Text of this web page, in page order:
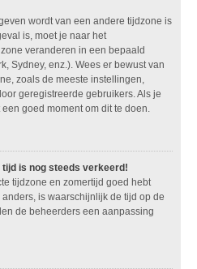
wordt van een andere tijdzone is
is, moet je naar het
veranderen in een bepaald
Sydney, enz.). Wees er bewust van
zoals de meeste instellingen,
geregistreerde gebruikers. Als je
goed moment om dit te doen.
tijd is nog steeds verkeerd!
tijdzone en zomertijd goed hebt
is waarschijnlijk de tijd op de
de beheerders een aanpassing